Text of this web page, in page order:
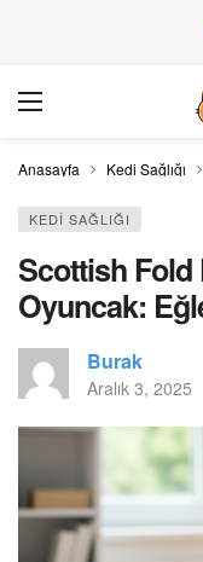
Anasayfa Kedi Sağlığı
KEDI SAĞLIĞI
Scottish Fold
Oyuncak:
Burak
Aralık 3, 2025